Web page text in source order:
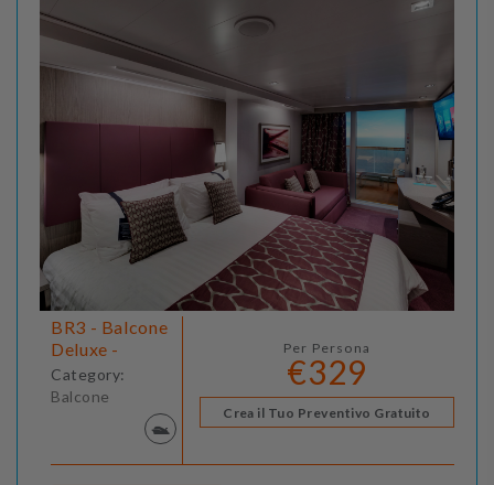
BR3 - Balcone
Deluxe -
Category:
Balcone
Per Persona
€329
Crea il Tuo Preventivo Gratuito